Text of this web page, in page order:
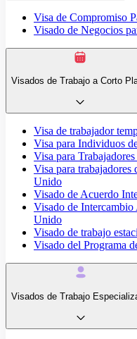
Visa de Compromiso
Visado de Negocios
Visados de Trabajo a Corto
Visa de trabajador
Visa para Individuos
Visa para
Visa para trabajadores
Unido
Visado de Acuerdo
Visado de
Unido
Visado de trabajo
Visado del Programa
Visados de Trabajo